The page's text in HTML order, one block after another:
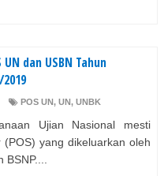
dan USBN Tahun
POS UN, UN, UNBK
Ujian Nasional mesti
yang dikeluarkan oleh
BSNP....